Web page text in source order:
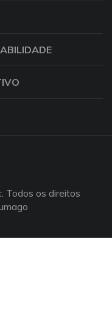
Todos os direitos